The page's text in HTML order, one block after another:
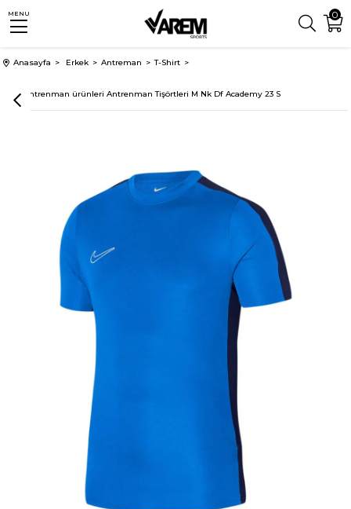
0
MENU
Anasayfa Erkek Antreman T-Shirt
Nike Antrenman ürünleri Antrenman Tişörtleri M Nk Df Academy 23 S